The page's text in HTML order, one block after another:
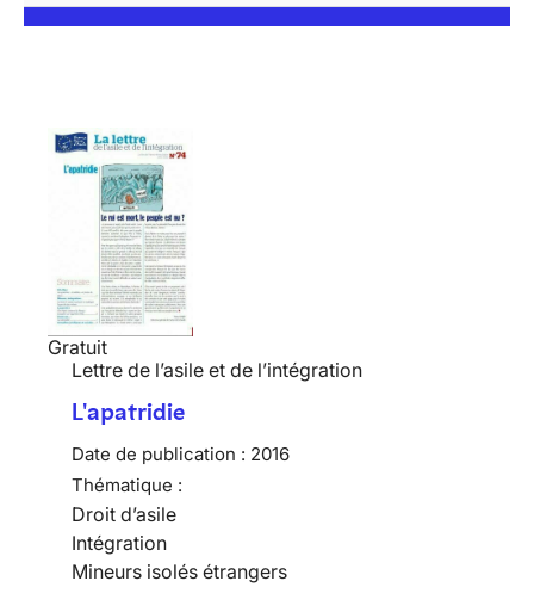
Gratuit
Lettre de l’asile et de l’intégration
L'apatridie
Date de publication : 2016
Thématique :
Droit d’asile
Intégration
Mineurs isolés étrangers